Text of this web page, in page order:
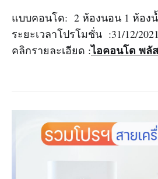
แบบคอนโด: 2 ห้องนอน 1 ห้อง
ระยะเวลาโปรโมชั่น :31/12/2021
คลิกรายละเอียด :ไอคอนโด พลัส